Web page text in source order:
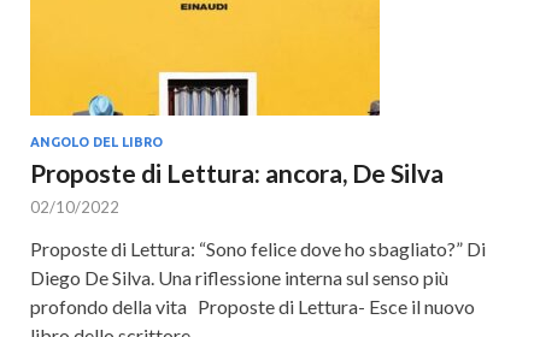
ANGOLO DEL LIBRO
Proposte di Lettura: ancora, De Silva
02/10/2022
Proposte di Lettura: “Sono felice dove ho sbagliato?” Di
Diego De Silva. Una riflessione interna sul senso più
profondo della vita Proposte di Lettura- Esce il nuovo